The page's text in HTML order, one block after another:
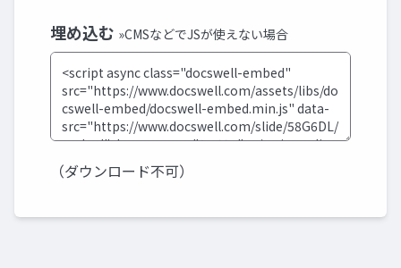
埋め込む »CMSなどでJSが使えない場合
（ダウンロード不可）